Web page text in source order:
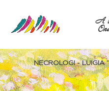
A
NECROLOGI - LUIGIA